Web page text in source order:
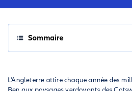
Sommaire
L'Angleterre attire chaque année des